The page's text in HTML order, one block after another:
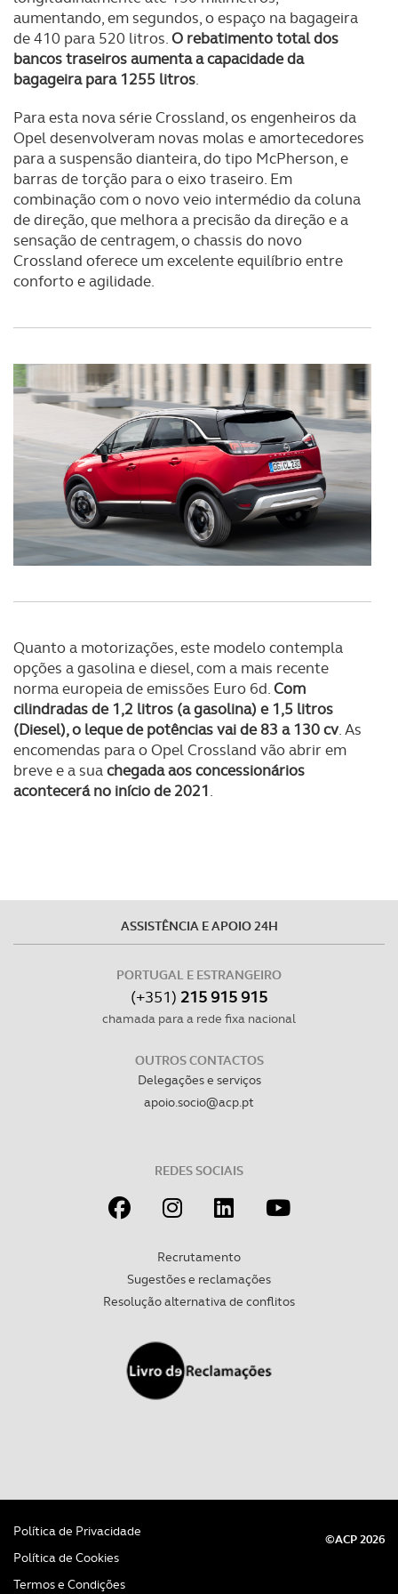
parceiros e organizações na UE e em países terceiros.
O ACP garantirá que as transferências internacionais de
dados pessoais serão realizadas apenas com o seu
necessário no contexto dos serviços a prestar.
Realçamos que o bloqueio de certo tipo de Cookies e
tecnologias similares pode ter impacto na sua
experiência de navegação no Website e nos serviços
disponibilizados.
Consulte a política de cookies do site.
aumentando, em segundos, o espaço na bagageira
de 410 para 520 litros.O rebatimento total dos
bancos traseiros aumenta a capacidade da
bagageira para 1255 litros.
Para esta nova série Crossland, os engenheiros da
Opel desenvolveram novas molas e amortecedores
para a suspensão dianteira, do tipo McPherson, e
barras de torção para o eixo traseiro. Em
combinação com o novo veio intermédio da coluna
de direção, que melhora a precisão da direção e a
sensação de centragem, o chassis do novo
Crossland oferece um excelente equilíbrio entre
conforto e agilidade.
Quanto a motorizações, este modelo contempla
opções a gasolina e diesel, com a mais recente
norma europeia de emissões Euro 6d.Com
cilindradas de 1,2 litros (a gasolina) e 1,5 litros
(Diesel), o leque de potências vai de 83 a 130 cv. As
encomendas para o Opel Crossland vão abrir em
breve e a suachegada aos concessionários
acontecerá no início de 2021.
ASSISTÊNCIA E APOIO 24H
PORTUGAL E ESTRANGEIRO
(+351) 215 915 915
chamada para a rede fixa nacional
OUTROS CONTACTOS
Delegações e serviços
apoio.socio@acp.pt
REDES SOCIAIS
Recrutamento
Sugestões e reclamações
Resolução alternativa de conflitos
Política de Privacidade
Política de Cookies
Termos e Condições
©ACP 2026